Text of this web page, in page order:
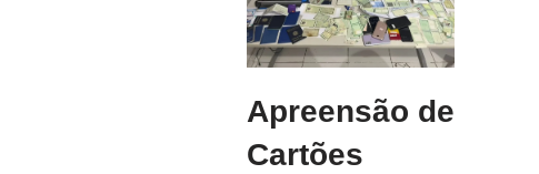
Apreensão de
Cartões